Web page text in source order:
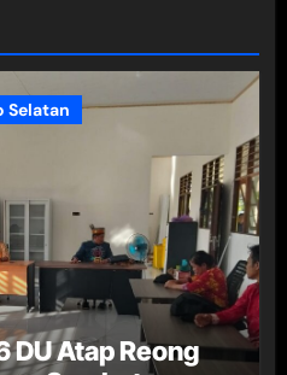
Selatan
DU Atap Reong